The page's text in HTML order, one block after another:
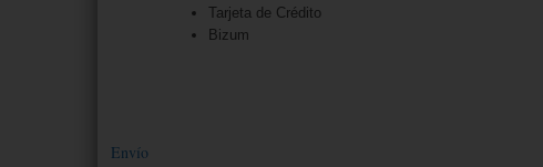
Tarjeta de Crédito
Bizum
Envío